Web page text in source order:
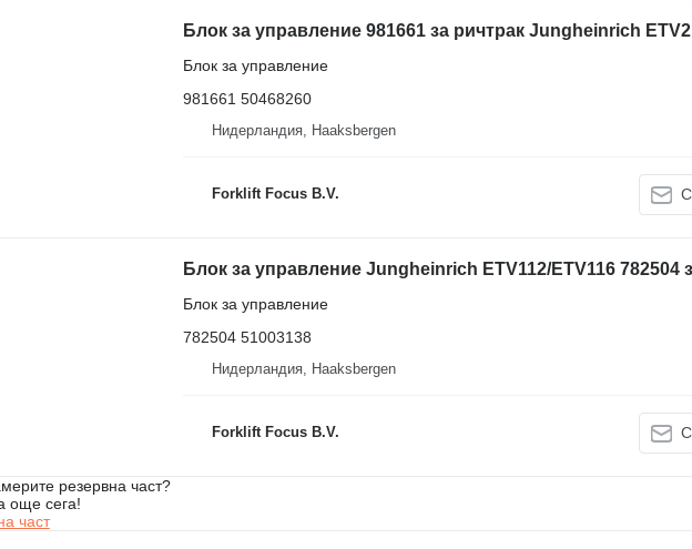
Блок за управление 981661 за ричтрак Jungheinrich
Блок за управление
981661 50468260
Нидерландия, Haaksbergen
Forklift Focus B.V.
Блок за управление
782504 51003138
Нидерландия, Haaksbergen
Forklift Focus B.V.
резервна част?
още сега!
част